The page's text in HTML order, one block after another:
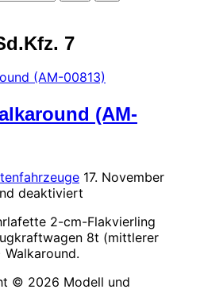
7
(AM-
Veröffentlicht
am
17. November
deaktiviert
2-cm-Flakvierling
8t (mittlerer
Walkaround.
© 2026 Modell und